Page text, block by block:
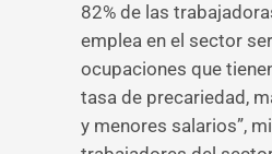
82% de las
emplea en el sector
ocupaciones que
tasa de precariedad,
y menores salarios”,